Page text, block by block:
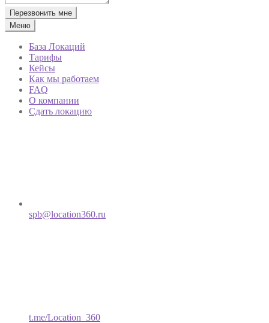
Перезвонить мне
Меню
База Локаций
Тарифы
Кейсы
Как мы работаем
FAQ
О компании
Сдать локацию
spb@location360.ru
t.me/Location_360